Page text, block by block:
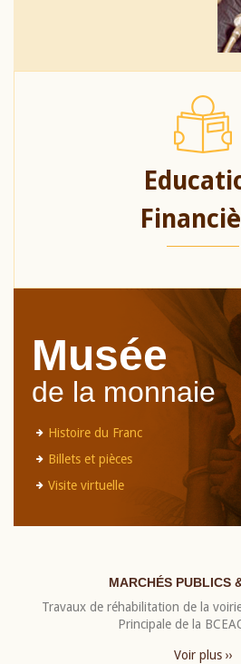
Musée
de la monnaie
Histoire du Franc
Billets et pièces
Visite virtuelle
MARCHÉS PUBLICS
Travaux de réhabilitation de la
Principale de la
Voir plus ››